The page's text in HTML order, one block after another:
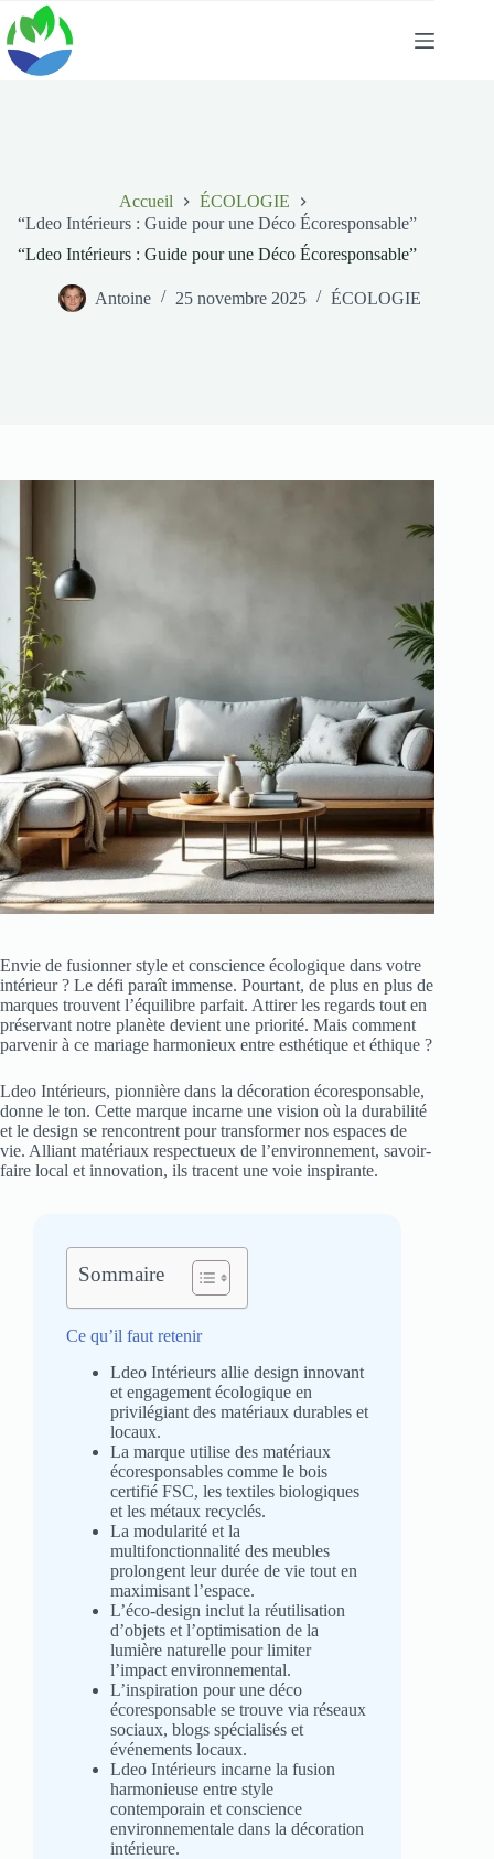
Passer
au
contenu
Accueil
ÉCOLOGIE
“Ldeo Intérieurs : Guide pour une Déco Écoresponsable”
“Ldeo Intérieurs : Guide pour une Déco Écoresponsable”
Antoine 25 novembre 2025 ÉCOLOGIE
Envie de fusionner style et conscience écologique dans votre
intérieur ? Le défi paraît immense. Pourtant, de plus en plus de
marques trouvent l’équilibre parfait. Attirer les regards tout en
préservant notre planète devient une priorité. Mais comment
parvenir à ce mariage harmonieux entre esthétique et éthique ?
Ldeo Intérieurs, pionnière dans la décoration écoresponsable,
donne le ton. Cette marque incarne une vision où la durabilité
et le design se rencontrent pour transformer nos espaces de
vie. Alliant matériaux respectueux de l’environnement, savoir-
faire local et innovation, ils tracent une voie inspirante.
Sommaire
Ce qu’il faut retenir
Ldeo Intérieurs allie design innovant
et engagement écologique en
privilégiant des matériaux durables et
locaux.
La marque utilise des matériaux
écoresponsables comme le bois
certifié FSC, les textiles biologiques
et les métaux recyclés.
La modularité et la
multifonctionnalité des meubles
prolongent leur durée de vie tout en
maximisant l’espace.
L’éco-design inclut la réutilisation
d’objets et l’optimisation de la
lumière naturelle pour limiter
l’impact environnemental.
L’inspiration pour une déco
écoresponsable se trouve via réseaux
sociaux, blogs spécialisés et
événements locaux.
Ldeo Intérieurs incarne la fusion
harmonieuse entre style
contemporain et conscience
environnementale dans la décoration
intérieure.